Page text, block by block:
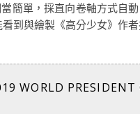
簡單，採直向卷軸方式自
到與繪製《高分少女》作
WORLD PRESIDENT